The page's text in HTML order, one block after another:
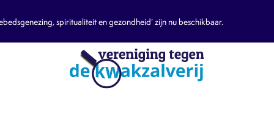
spiritualiteit en gezondheid’ zijn nu beschikbaar.